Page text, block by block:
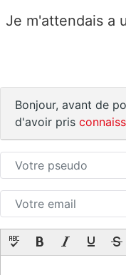
Je m'attendais a
Bonjour, avant de
d'avoir pris